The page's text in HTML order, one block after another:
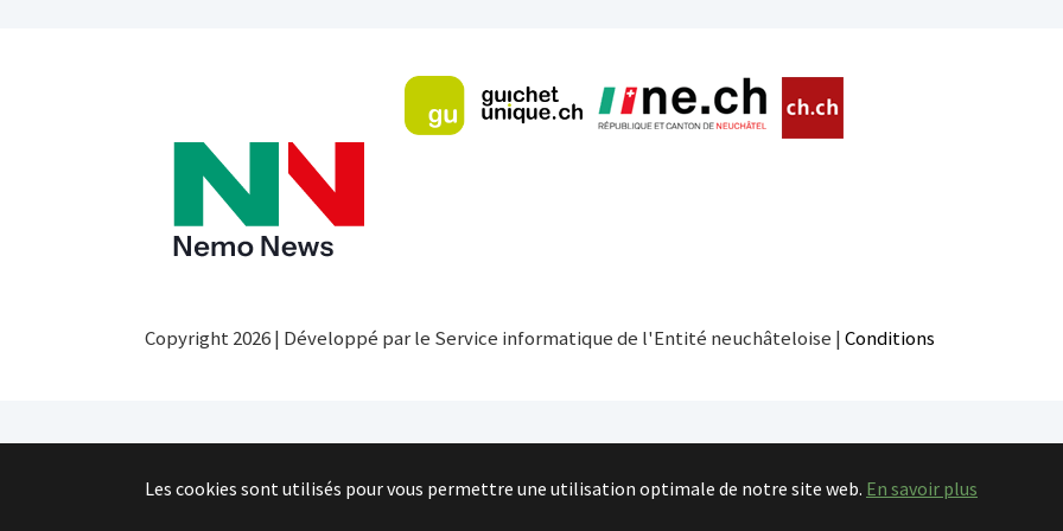
Les cookies sont utilisés pour vous permettre une utilisation optimale de notre site web. En savoir plus
Copyright 2026 | Développé par le Service informatique de l'Entité neuchâteloise |Conditions